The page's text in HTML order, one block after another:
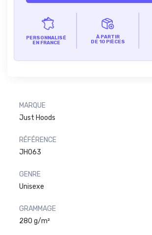
PERSONNALISÉ
EN FRANCE
À PARTIR
DE 10 PIÈCES
MARQUE
Just Hoods
RÉFÉRENCE
JH063
GENRE
Unisexe
GRAMMAGE
280 g/m²